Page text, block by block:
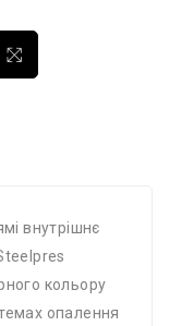
внутрішнє
кольору
опалення